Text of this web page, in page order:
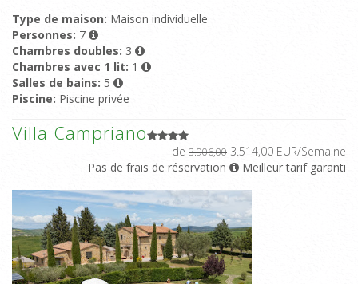
Type de maison: Maison individuelle
Personnes: 7
Chambres doubles: 3
Chambres avec 1 lit: 1
Salles de bains: 5
Piscine: Piscine privée
Villa Campriano
de 3.906,00 3.514,00 EUR/Semaine
Pas de frais de réservation
Meilleur tarif garanti